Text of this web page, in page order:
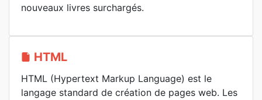
nouveaux livres surchargés.
HTML
HTML (Hypertext Markup Language) est le
langage standard de création de pages web. Les